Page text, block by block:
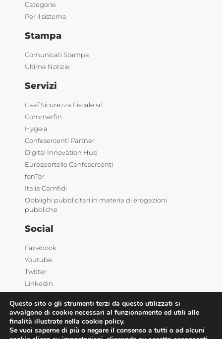
Categorie
Per il sistema
Stampa
Comunicati Stampa
Ultime Notizie
Servizi
Caaf Sicurezza Fiscale srl
Commerfin
Hygeia
Confesercenti Partner
Digital Innovation Hub
Eurosportello Confesercenti
fonTer
Italia Comfidi
Obblighi pubblicitari in materia di erogazioni
pubbliche
Social
Facebook
Youtube
Twitter
Linkedin
Questo sito o gli strumenti terzi da questo utilizzati si
avvalgono di cookie necessari al funzionamento ed utili alle
finalità illustrate nella cookie policy.
Se vuoi saperne di più o negare il consenso a tutti o ad alcuni